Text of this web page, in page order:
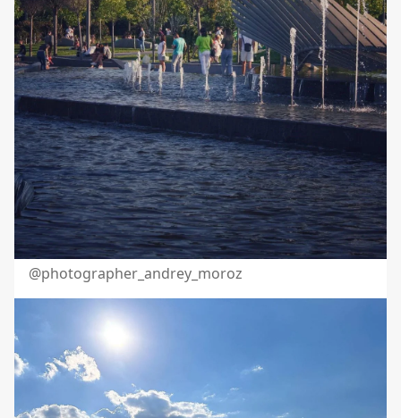
@photographer_andrey_moroz